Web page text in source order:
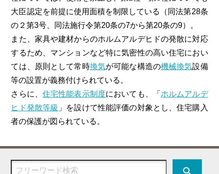
大臣認定を前提に使用面積を制限している（同法第28条
の２第3号、同法施行令第20条の7から第20条の9）。
また、家具や建材からのホルムアルデヒドの発散に対応
するため、 マンションなど特に気密性の高い住宅におい
ては、原則として常時換気が可能な構造の機械換気設備
等の設置が義務付けられている。
さらに、 住宅性能表示制度においても、「 ホルムアルデ
ヒド発散等級 」を設けて性能評価の対象とし、住宅購入
者の保護が図られている。